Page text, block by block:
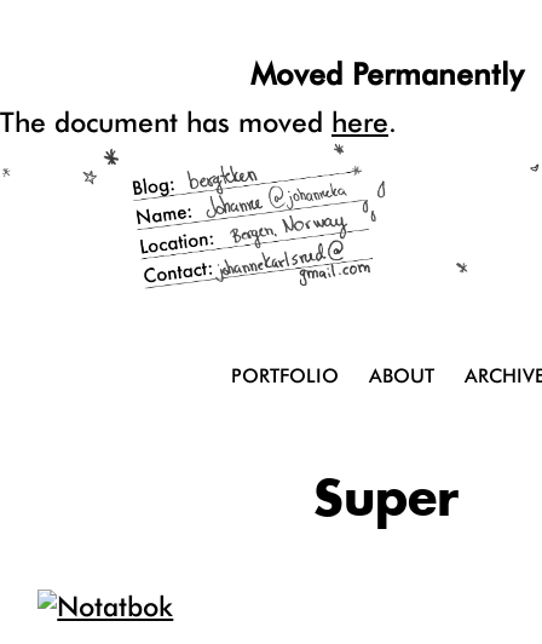
Moved Permanently
The document has moved here.
PORTFOLIO ABOUT
Super